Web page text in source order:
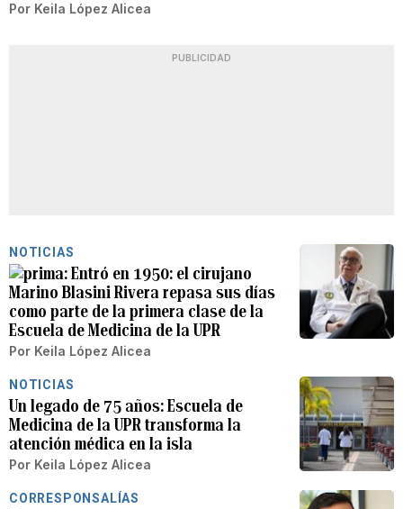
Por Keila López Alicea
PUBLICIDAD
NOTICIAS
Entró en 1950: el cirujano
Marino Blasini Rivera repasa sus días
como parte de la primera clase de la
Escuela de Medicina de la UPR
Por Keila López Alicea
NOTICIAS
Un legado de 75 años: Escuela de
Medicina de la UPR transforma la
atención médica en la isla
Por Keila López Alicea
CORRESPONSALÍAS